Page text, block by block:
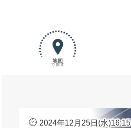
地図
で探す
2024年12月25日(水)16:15